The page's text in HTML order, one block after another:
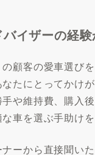
イザーの経
顧客の愛車選び
たにとってかけ
や維持費、購入
車を選ぶ手助けを
ーから直接聞い